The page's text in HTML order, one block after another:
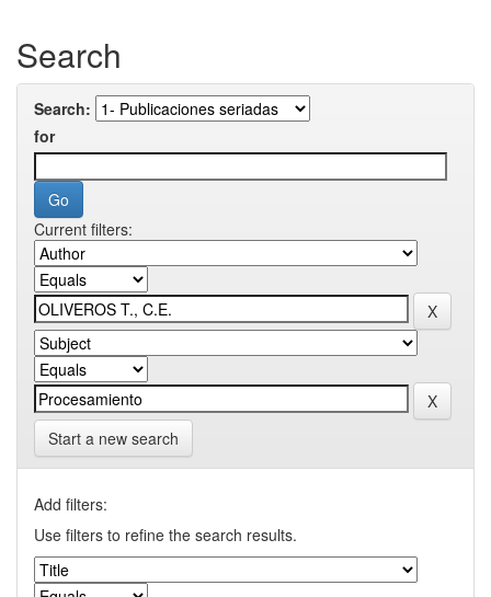
Search
Search:
for
Current filters:
Start a new search
Add filters:
Use filters to refine the search results.